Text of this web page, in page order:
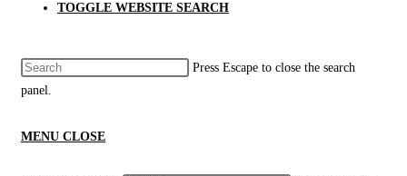
TOGGLE WEBSITE SEARCH
Press Escape to close the search
panel.
MENU CLOSE